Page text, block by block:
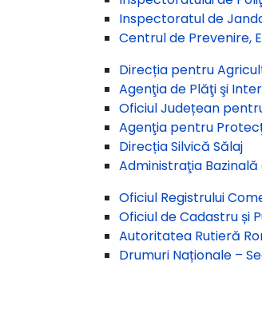
Inspectoratul de
Centrul de Prevenire,
Direcția pentru
Agenţia de Plăţi şi
Oficiul Județean
Agenţia pentru
Direcția Silvică Sălaj
Administraţia Bazinală
Oficiul Registrului
Oficiul de Cadastru și
Autoritatea Rutieră
Drumuri Naționale –